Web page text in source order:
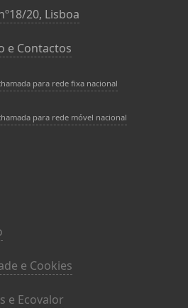
20, Lisboa
e Contactos
para rede fixa nacional
para rede móvel nacional
e Cookies
e Ecovalor